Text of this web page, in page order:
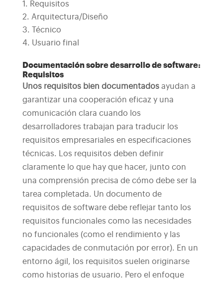
Requisitos
Arquitectura/Diseño
Técnico
Usuario final
Documentación sobre desarrollo de software:
Requisitos
Unos requisitos bien documentadosayudan a
garantizar una cooperación eficaz y una
comunicación clara cuando los
desarrolladores trabajan para traducir los
requisitos empresariales en especificaciones
técnicas.
Los requisitos deben definir
claramente lo que hay que hacer, junto con
una comprensión precisa de cómo debe ser la
tarea completada. Un documento de
requisitos de software debe reflejar tanto los
requisitos funcionales como las necesidades
no funcionales (como el rendimiento y las
capacidades de conmutación por error). En un
entorno ágil, los requisitos suelen originarse
como historias de usuario. Pero el enfoque